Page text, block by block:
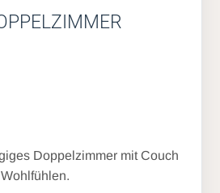
Doppelzimmer mit Couch